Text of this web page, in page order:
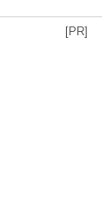
[PR]